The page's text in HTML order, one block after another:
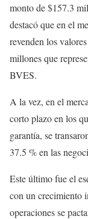
monto de $157.3
destacó que en el
revenden los
millones que
BVES.
A la vez, en el
corto plazo en los
garantía, se
37.5 % en las
Este último fue el
con un crecimiento
operaciones se